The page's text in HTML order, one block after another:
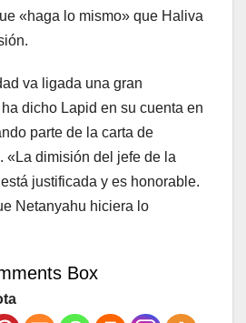
«haga lo mismo» que Haliva
va ligada una gran
dicho Lapid en su cuenta en
parte de la carta de
«La dimisión del jefe de la
justificada y es honorable.
Netanyahu hiciera lo
Box